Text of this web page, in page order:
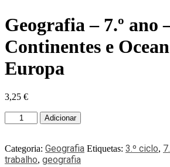
Geografia – 7.º ano
Continentes e
Europa
3,25 €
Adicionar
Categoria: Geografia Etiquetas: 3.º ciclo,
trabalho, geografia